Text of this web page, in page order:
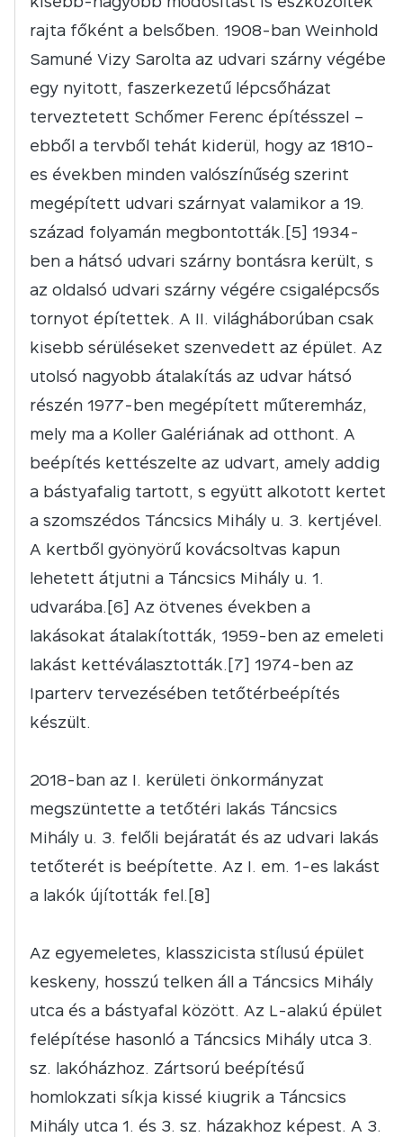
rajta főként a belsőben. 1908-ban Weinhold
Samuné Vizy Sarolta az udvari szárny végébe
egy nyitott, faszerkezetű lépcsőházat
terveztetett Schőmer Ferenc építésszel –
ebből a tervből tehát kiderül, hogy az 1810-
es években minden valószínűség szerint
megépített udvari szárnyat valamikor a 19.
század folyamán megbontották.[5] 1934-
ben a hátsó udvari szárny bontásra került, s
az oldalsó udvari szárny végére csigalépcsős
tornyot építettek. A II. világháborúban csak
kisebb sérüléseket szenvedett az épület. Az
utolsó nagyobb átalakítás az udvar hátsó
részén 1977-ben megépített műteremház,
mely ma a Koller Galériának ad otthont. A
beépítés kettészelte az udvart, amely addig
a bástyafalig tartott, s együtt alkotott kertet
a szomszédos Táncsics Mihály u. 3. kertjével.
A kertből gyönyörű kovácsoltvas kapun
lehetett átjutni a Táncsics Mihály u. 1.
udvarába.[6] Az ötvenes években a
lakásokat átalakították, 1959-ben az emeleti
lakást kettéválasztották.[7] 1974-ben az
Iparterv tervezésében tetőtérbeépítés
készült.
2018-ban az I. kerületi önkormányzat
megszüntette a tetőtéri lakás Táncsics
Mihály u. 3. felőli bejáratát és az udvari lakás
tetőterét is beépítette. Az I. em. 1-es lakást
a lakók újították fel.[8]
Az egyemeletes, klasszicista stílusú épület
keskeny, hosszú telken áll a Táncsics Mihály
utca és a bástyafal között. Az L-alakú épület
felépítése hasonló a Táncsics Mihály utca 3.
sz. lakóházhoz. Zártsorú beépítésű
homlokzati síkja kissé kiugrik a Táncsics
Mihály utca 1. és 3. sz. házakhoz képest. A 3.